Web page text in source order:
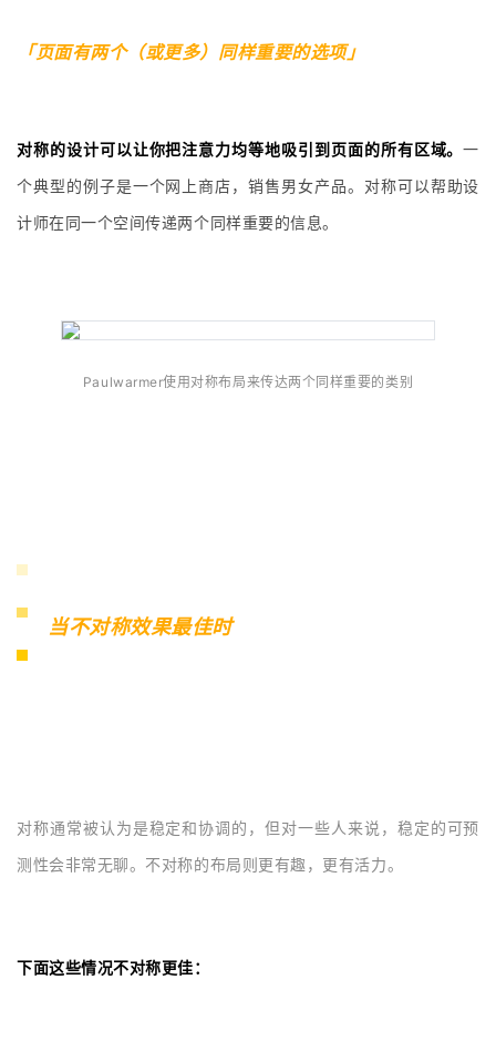
「页面有两个（或更多）同样重要的选项」
对称的设计可以让你把注意力均等地吸引到页面的所有区域。一
个典型的例子是一个网上商店，销售男女产品。对称可以帮助设
计师在同一个空间传递两个同样重要的信息。
Paulwarmer使用对称布局来传达两个同样重要的类别
当不对称效果最佳时
对称通常被认为是稳定和协调的，但对一些人来说，稳定的可预
测性会非常无聊。不对称的布局则更有趣，更有活力。
下面这些情况不对称更佳：